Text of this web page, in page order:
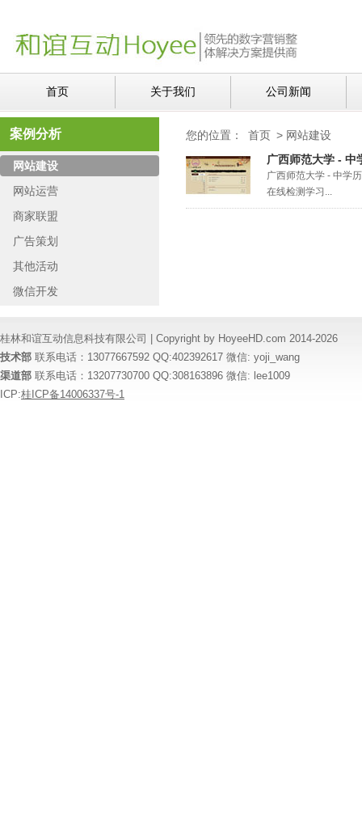
首页 关于我们 公司新闻
您的位置： 首页 > 网站建设
广西师范大学 - 中
广西师范大学 - 中学
在线检测学习...
案例分析
网站建设
网站运营
商家联盟
广告策划
其他活动
微信开发
桂林和谊互动信息科技有限公司 | Copyright by HoyeeHD.com 2014-2026
技术部 联系电话：13077667592 QQ:402392617 微信: yoji_wang
渠道部 联系电话：13207730700 QQ:308163896 微信: lee1009
ICP:桂ICP备14006337号-1